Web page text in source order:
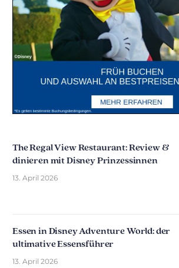
The Regal View Restaurant: Review &
dinieren mit Disney Prinzessinnen
13. April 2026
Essen in Disney Adventure World: der
ultimative Essensführer
13. April 2026